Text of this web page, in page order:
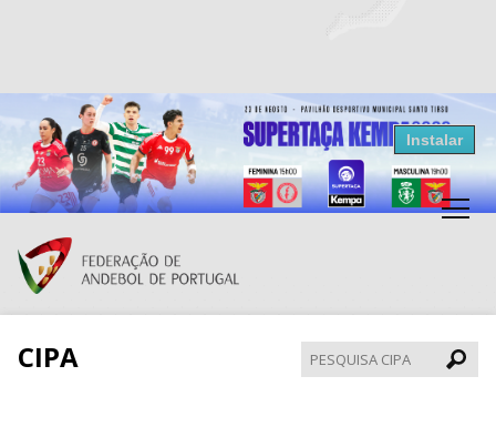
Resultados Andebol
Federação de Andebol de Portugal
Grátis - Disponivel na Play Store
Instalar
CIPA
CIPA